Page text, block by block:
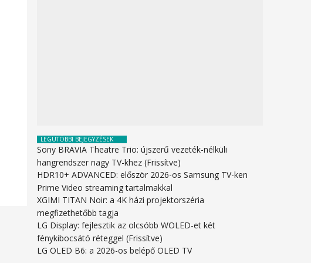
LEGUTÓBBI BEJEGYZÉSEK
Sony BRAVIA Theatre Trio: újszerű vezeték-nélküli
hangrendszer nagy TV-khez (Frissítve)
HDR10+ ADVANCED: először 2026-os Samsung TV-ken
Prime Video streaming tartalmakkal
XGIMI TITAN Noir: a 4K házi projektorszéria
megfizethetőbb tagja
LG Display: fejlesztik az olcsóbb WOLED-et két
fénykibocsátó réteggel (Frissítve)
LG OLED B6: a 2026-os belépő OLED TV